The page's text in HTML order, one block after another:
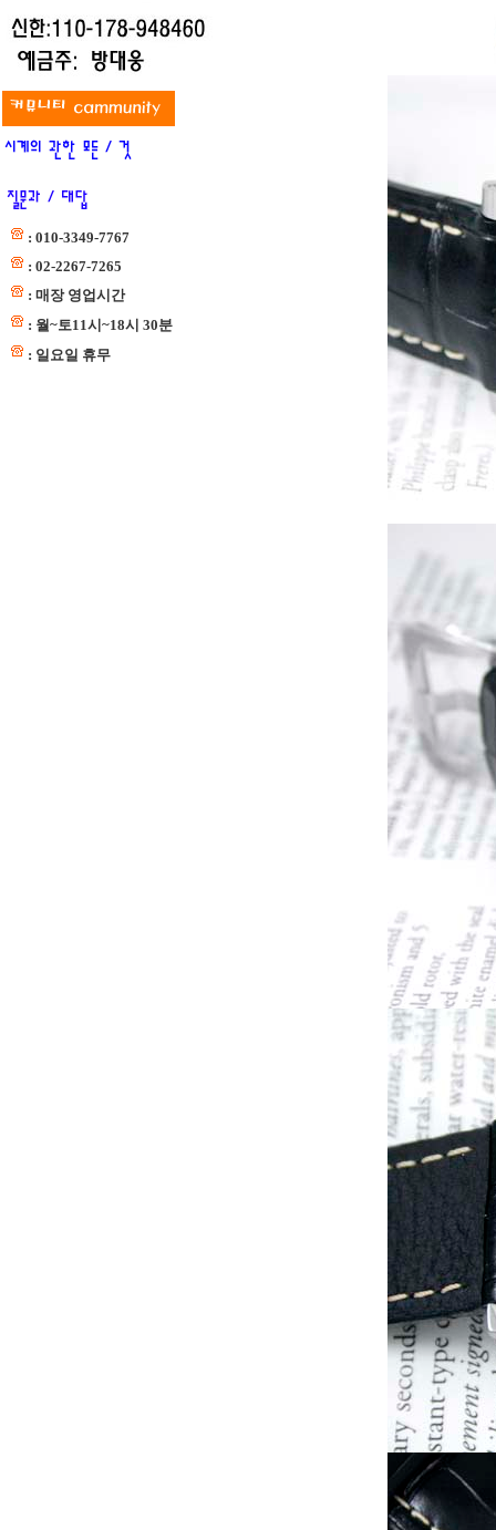
: 010-3349-7767
: 02-2267-7265
: 매장 영업시간
: 월~토11시~18시 30분
: 일요일 휴무